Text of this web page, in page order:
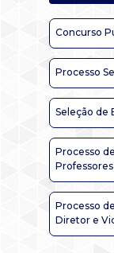
Concurso
Processo
Seleção de
Processo
Processo
Diretor e